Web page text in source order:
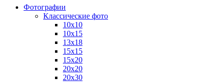
Фотографии
Классические фото
10х10
10х15
13х18
15х15
15х20
20х20
20х30